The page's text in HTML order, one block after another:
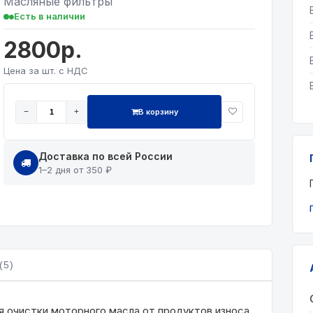
Есть в наличии
2800р.
Цена за шт. с НДС
− + В корзину
Доставка по всей России
1–2 дня от 350 ₽